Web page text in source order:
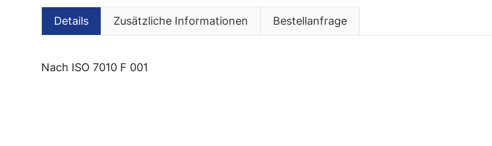
Details Zusätzliche Informationen Bestellanfrage
nach ISO 7010 F 001